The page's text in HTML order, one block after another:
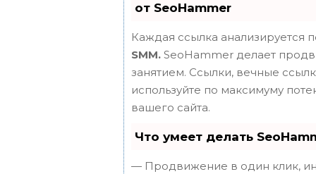
от SeoHammer
Каждая ссылка анализируется
SMM. SeoHammer делает
занятием. Ссылки, вечные
используйте по максимуму
вашего сайта.
Что умеет делать
— Продвижение в один клик,